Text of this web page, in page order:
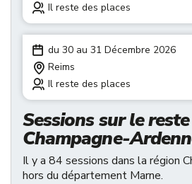
Il reste des places
du 30 au 31 Décembre 2026
Reims
Il reste des places
Sessions sur le
Champagne-
Il y a 84 sessions dans la région
hors du département Marne.